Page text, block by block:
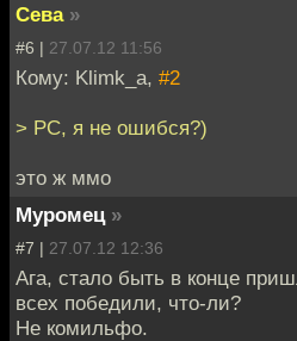
Сева »
#6 | 27.07.12 11:56
Кому: Klimk_a, #2
> PC, я не ошибся?)
это ж ммо
Муромец »
#7 | 27.07.12 12:36
Ага, стало быть в конце
всех победили, что-ли?
Не комильфо.